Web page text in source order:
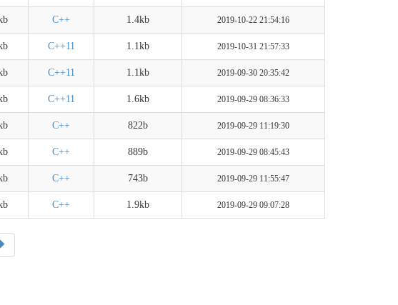
C++ 1.4kb 2019-10-22 21:54:16
C++11 1.1kb 2019-10-31 21:57:33
C++11 1.1kb 2019-09-30 20:35:42
C++11 1.6kb 2019-09-29 08:36:33
C++ 822b 2019-09-29 11:19:30
C++ 889b 2019-09-29 08:45:43
C++ 743b 2019-09-29 11:55:47
C++ 1.9kb 2019-09-29 09:07:28